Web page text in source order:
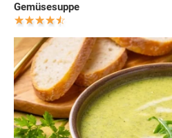
Gemüsesuppe